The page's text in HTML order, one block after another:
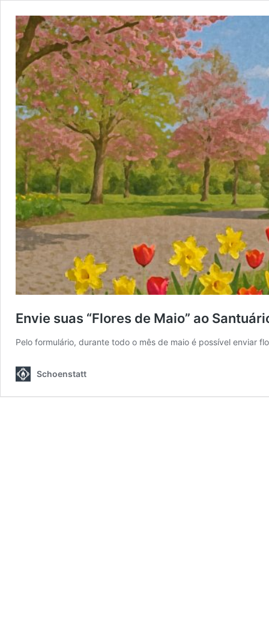
Envie suas “Flores de Maio” ao
Pelo formulário, durante todo o mês de maio é possível enviar
Schoenstatt